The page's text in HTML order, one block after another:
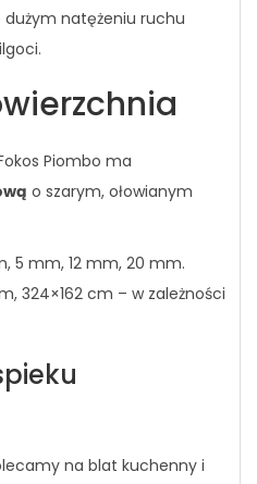
natężeniu ruchu
Piombo ma
o szarym, ołowianym
5 mm, 12 mm, 20 mm.
324×162 cm – w zależności
na blat kuchenny i